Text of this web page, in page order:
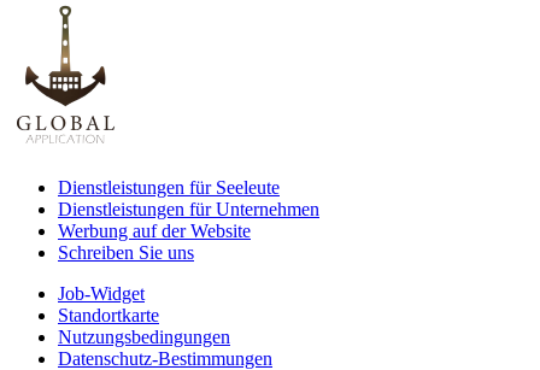
Dienstleistungen für Seeleute
Dienstleistungen für Unternehmen
Werbung auf der Website
Schreiben Sie uns
Job-Widget
Standortkarte
Nutzungsbedingungen
Datenschutz-Bestimmungen